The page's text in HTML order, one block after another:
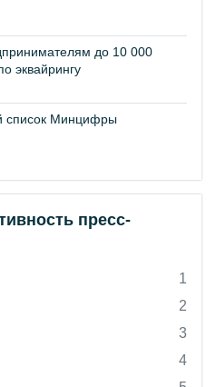
до 10 000
эквайрингу
список Минцифры
пресс-
1
2
3
4